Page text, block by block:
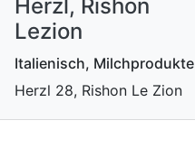
Herzl, Rishon
Lezion
Italienisch, Milchprodukte
Herzl 28, Rishon Le Zion